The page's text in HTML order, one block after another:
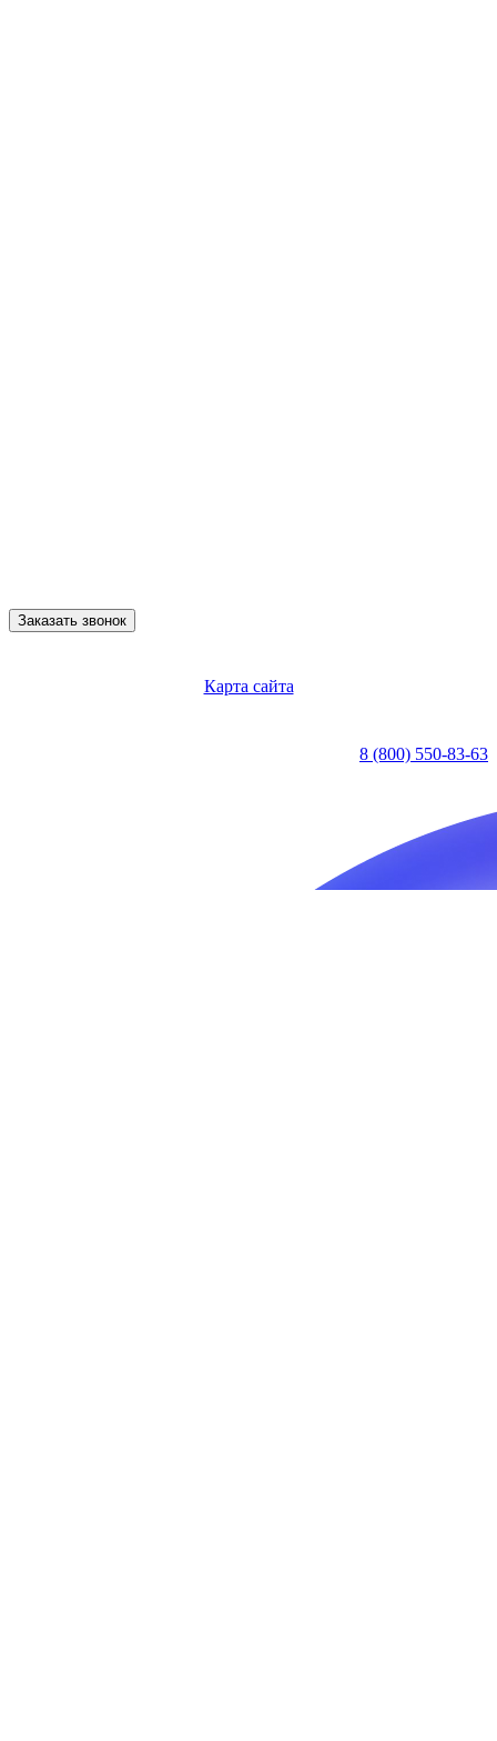
Заказать звонок
Карта сайта
8 (800) 550-83-63